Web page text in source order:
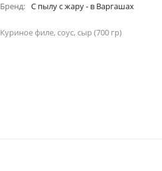
Бренд С пылу с жару - в Варгашах
Куриное филе, соус, сыр (700 гр)